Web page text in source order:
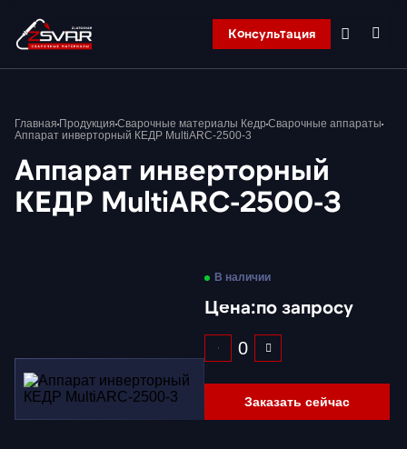
Консультация
Главная
Компания
Контакты
Корзина
Главная Продукция Сварочные материалы Кедр Сварочные аппараты
Аппарат инверторный КЕДР MultiARC-2500-3
Аппарат инверторный
КЕДР MultiARC-2500-3
В наличии
Цена:по запросу
Заказать сейчас